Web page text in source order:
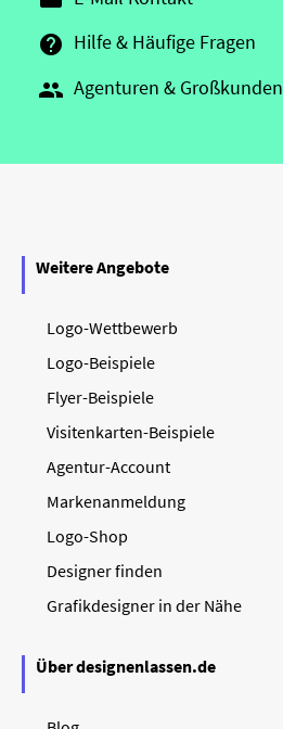
 Hilfe & Häufige Fragen
 Agenturen & Großkunden
Weitere Angebote
Logo-Wettbewerb
Logo-Beispiele
Flyer-Beispiele
Visitenkarten-Beispiele
Agentur-Account
Markenanmeldung
Logo-Shop
Designer finden
Grafikdesigner in der Nähe
Über designenlassen.de